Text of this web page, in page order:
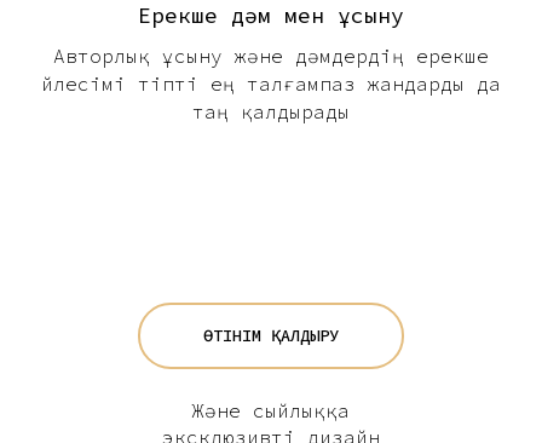
Ерекше дәм мен ұсыну
Авторлық ұсыну және дәмдердің ерекше
үйлесімі тіпті ең талғампаз жандарды да
таң қалдырады
ӨТІНІМ ҚАЛДЫРУ
Және сыйлыққа
эксклюзивті дизайн